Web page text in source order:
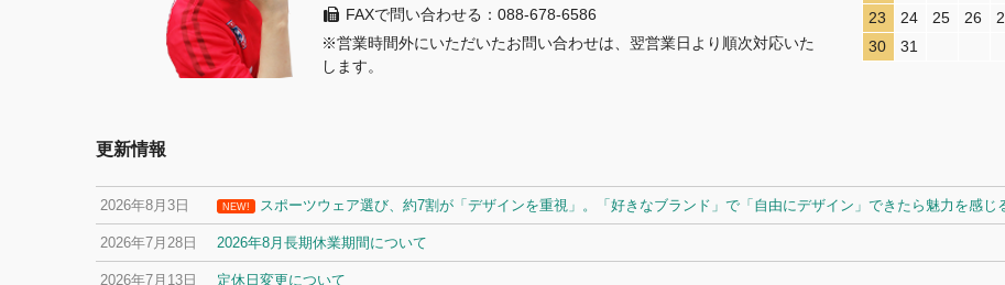
FAXで問い合わせる：088-678-6586
※営業時間外にいただいたお問い合わせは、翌営業日より順次対応いた
します。
23
24 25 26
30
31
更新情報
2026年8月3日 NEW! スポーツウェア選び、約7割が「デザインを重視」。「好きなブランド」で「自由にデザイン」できたら魅力を感じ
2026年7月28日 2026年8月長期休業期間について
2026年7月13日 定休日変更について